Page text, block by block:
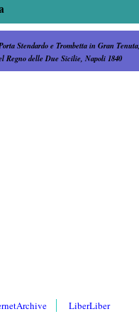
Stendardo e Trombetta in Gran
Regno delle Due Sicilie, Napoli 1840
LiberLiber